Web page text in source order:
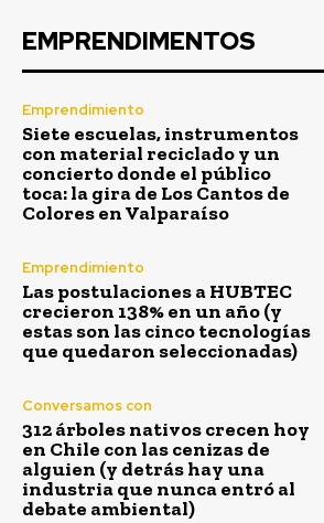
EMPRENDIMENTOS
Emprendimiento
Siete escuelas, instrumentos
con material reciclado y un
concierto donde el público
toca: la gira de Los Cantos de
Colores en Valparaíso
Emprendimiento
Las postulaciones a HUBTEC
crecieron 138% en un año (y
estas son las cinco tecnologías
que quedaron seleccionadas)
Conversamos con
312 árboles nativos crecen hoy
en Chile con las cenizas de
alguien (y detrás hay una
industria que nunca entró al
debate ambiental)